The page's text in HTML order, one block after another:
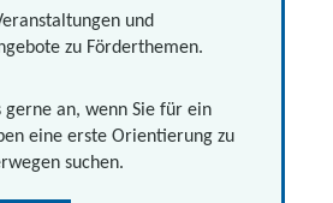
und
zu Förderthemen.
gerne an, wenn Sie für ein
eine erste Orientierung zu
suchen.